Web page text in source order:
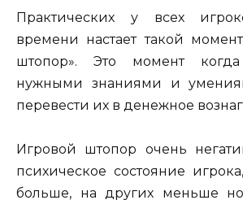
Практических у всех
времени настает такой
штопор». Это момент
нужными знаниями и
перевести их в денежное
Игровой штопор очень
психическое состояние
больше, на других меньше